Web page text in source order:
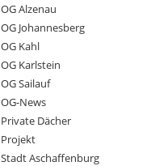
OG Alzenau
OG Johannesberg
OG Kahl
OG Karlstein
OG Sailauf
OG-News
Private Dächer
Projekt
Stadt Aschaffenburg